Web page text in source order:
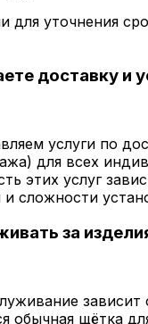
для уточнения
доставку и
услуги по
для всех
этих услуг
сложности
за
зависит
обычная щётка